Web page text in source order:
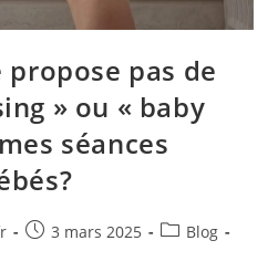
pas de
» ou « baby
séances
3 mars 2025
Blog